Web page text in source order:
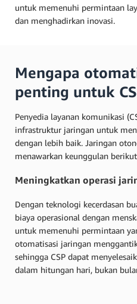
untuk memenuhi permintaan
dan menghadirkan inovasi.
Mengapa
penting untuk
Penyedia layanan komunikasi
infrastruktur jaringan untuk
dengan lebih baik. Jaringan
menawarkan keunggulan
Meningkatkan operasi
Dengan teknologi kecerdasan
biaya operasional dengan
untuk memenuhi permintaan
otomatisasi jaringan
sehingga CSP dapat
dalam hitungan hari, bukan